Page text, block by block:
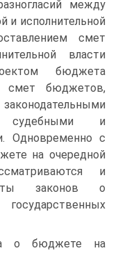
между
и исполнительной
смет
власти
бюджета
смет бюджетов,
судебными и
Одновременно с
на очередной
и
законов о
о бюджете на